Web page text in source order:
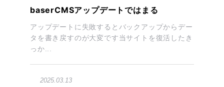
baserCMSアップデートではまる
アップデートに失敗するとバックアップからデー
タを書き戻すのが大変です当サイトを復活したき
っか...
2025.03.13